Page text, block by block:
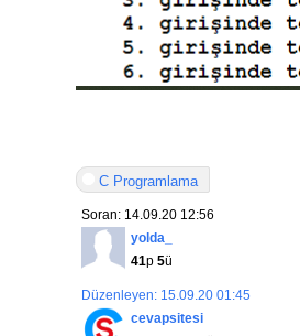
C Programlama
Soran: 14.09.20 12:56
yolda_
41p 5ü
Düzenleyen: 15.09.20 01:45
cevapsitesi